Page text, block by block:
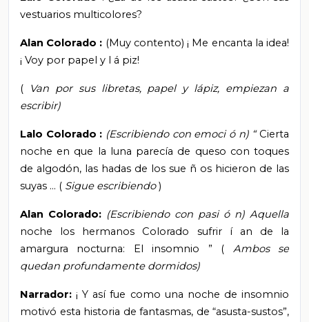
vestuarios multicolores?
Alan Colorado : (Muy contento)¡ Me encanta la idea!
¡ Voy por papel y l á piz!
(
Van por sus libretas, papel y lápiz, empiezan a
escribir)
Lalo Colorado : (Escribiendo con emoci ó n) “Cierta
noche en que la luna parecía de queso con toques
de algodón, las hadas de los sue ñ os hicieron de las
suyas … ( Sigue escribiendo)
Alan Colorado: (Escribiendo con pasi ó n) Aquella
noche los hermanos Colorado sufrir í an de la
amargura nocturna: El insomnio ” ( Ambos se
quedan profundamente dormidos)
Narrador:¡Y así fue como una noche de insomnio
motivó esta historia de fantasmas, de “asusta-sustos”,